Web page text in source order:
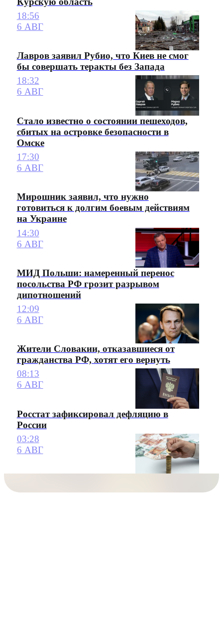
18:56
6 АВГ
Лавров заявил Рубио, что Киев не смог
бы совершать теракты без Запада
18:32
6 АВГ
Стало известно о состоянии пешеходов,
сбитых на островке безопасности в
Омске
17:30
6 АВГ
Мирошник заявил, что нужно
готовиться к долгим боевым действиям
на Украине
14:30
6 АВГ
МИД Польши: намеренный перенос
посольства РФ грозит разрывом
дипотношений
12:09
6 АВГ
Жители Словакии, отказавшиеся от
гражданства РФ, хотят его вернуть
08:13
6 АВГ
Росстат зафиксировал дефляцию в
России
03:28
6 АВГ